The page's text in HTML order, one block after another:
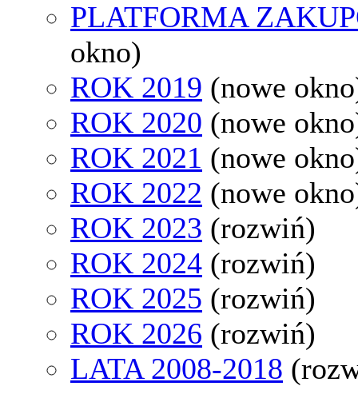
PLATFORMA
okno)
ROK 2019 (nowe
ROK 2020 (nowe
ROK 2021 (nowe
ROK 2022 (nowe
ROK 2023 (rozwiń)
ROK 2024 (rozwiń)
ROK 2025 (rozwiń)
ROK 2026 (rozwiń)
LATA 2008-2018